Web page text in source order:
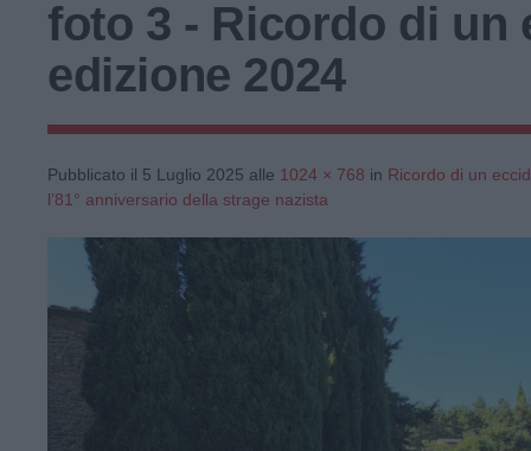
foto 3 - Ricordo di un
edizione 2024
Pubblicato il 5 Luglio 2025 alle 1024 × 768 in Ricordo di un
l’81° anniversario della strage nazista